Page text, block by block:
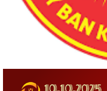
1958/UBND-KT
Niêm yết công khai
Thời gian đăng: 07/04/
lượt xem: 160 | lượt
Thời gian đăng: 22/01/